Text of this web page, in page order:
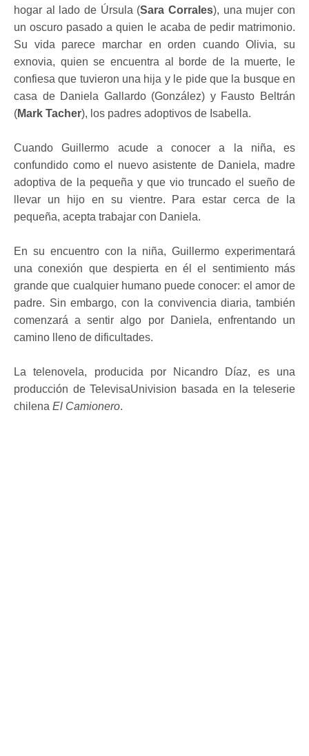
hogar al lado de Úrsula (Sara Corrales), una mujer con
un oscuro pasado a quien le acaba de pedir matrimonio.
Su vida parece marchar en orden cuando Olivia, su
exnovia, quien se encuentra al borde de la muerte, le
confiesa que tuvieron una hija y le pide que la busque en
casa de Daniela Gallardo (González) y Fausto Beltrán
(Mark Tacher), los padres adoptivos de Isabella.
Cuando Guillermo acude a conocer a la niña, es
confundido como el nuevo asistente de Daniela, madre
adoptiva de la pequeña y que vio truncado el sueño de
llevar un hijo en su vientre. Para estar cerca de la
pequeña, acepta trabajar con Daniela.
En su encuentro con la niña, Guillermo experimentará
una conexión que despierta en él el sentimiento más
grande que cualquier humano puede conocer: el amor de
padre. Sin embargo, con la convivencia diaria, también
comenzará a sentir algo por Daniela, enfrentando un
camino lleno de dificultades.
La telenovela, producida por Nicandro Díaz, es una
producción de TelevisaUnivision basada en la teleserie
chilena El Camionero.